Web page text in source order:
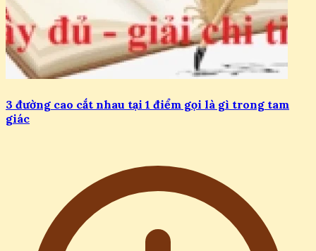
3 đường cao cắt nhau tại 1 điểm gọi là gì trong tam
giác